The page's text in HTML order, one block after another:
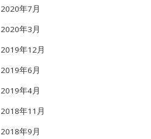
2020年7月
2020年3月
2019年12月
2019年6月
2019年4月
2018年11月
2018年9月